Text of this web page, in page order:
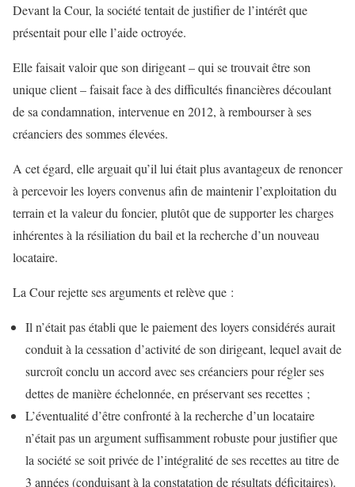
Devant la Cour, la société tentait de justifier de l’intérêt que
présentait pour elle l’aide octroyée.
Elle faisait valoir que son dirigeant – qui se trouvait être son
unique client – faisait face à des difficultés financières découlant
de sa condamnation, intervenue en 2012, à rembourser à ses
créanciers des sommes élevées.
A cet égard, elle arguait qu’il lui était plus avantageux de renoncer
à percevoir les loyers convenus afin de maintenir l’exploitation du
terrain et la valeur du foncier, plutôt que de supporter les charges
inhérentes à la résiliation du bail et la recherche d’un nouveau
locataire.
La Cour rejette ses arguments et relève que :
Il n’était pas établi que le paiement des loyers considérés aurait
conduit à la cessation d’activité de son dirigeant, lequel avait de
surcroît conclu un accord avec ses créanciers pour régler ses
dettes de manière échelonnée, en préservant ses recettes ;
L’éventualité d’être confronté à la recherche d’un locataire
n’était pas un argument suffisamment robuste pour justifier que
la société se soit privée de l’intégralité de ses recettes au titre de
3 années (conduisant à la constatation de résultats déficitaires).